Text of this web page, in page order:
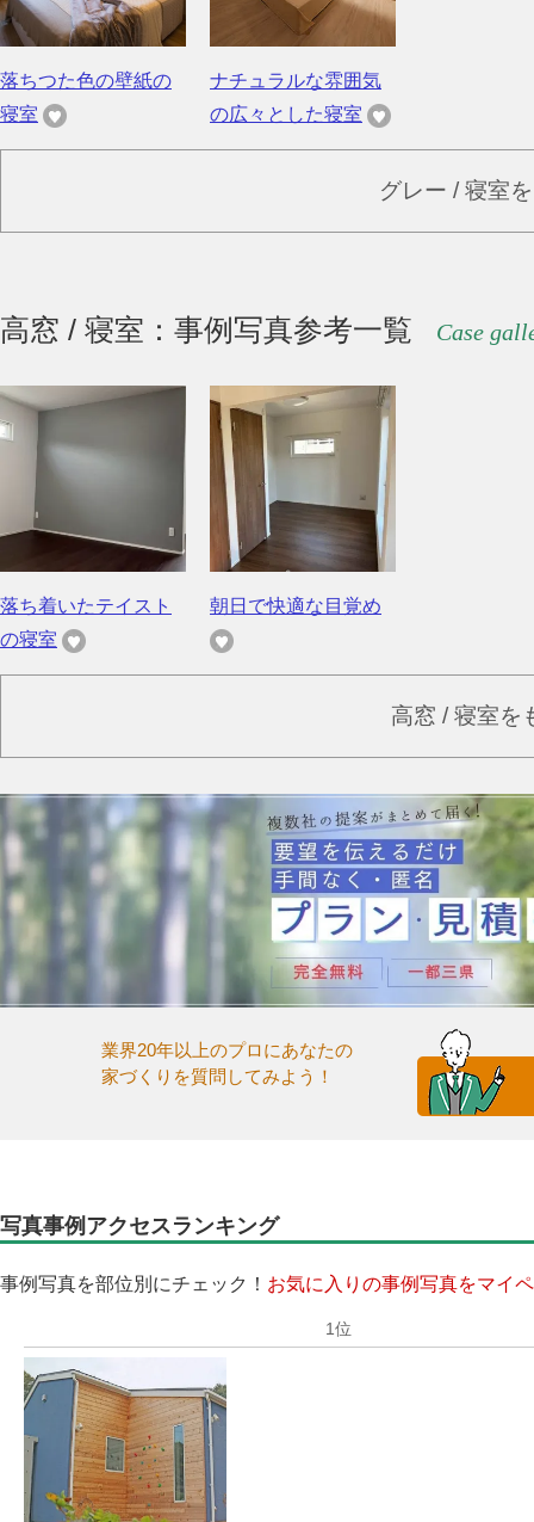
落ちつた色の壁紙の
寝室
ナチュラルな雰囲気
の広々とした寝室
グレー / 寝室
高窓 / 寝室：事例写真参考一覧 Case
落ち着いたテイスト
の寝室
朝日で快適な目覚め
高窓 / 寝室を
業界20年以上のプロにあなたの
家づくりを質問してみよう！
写真事例アクセスランキング
事例写真を部位別にチェック！ お気に入りの事例写真をマイ